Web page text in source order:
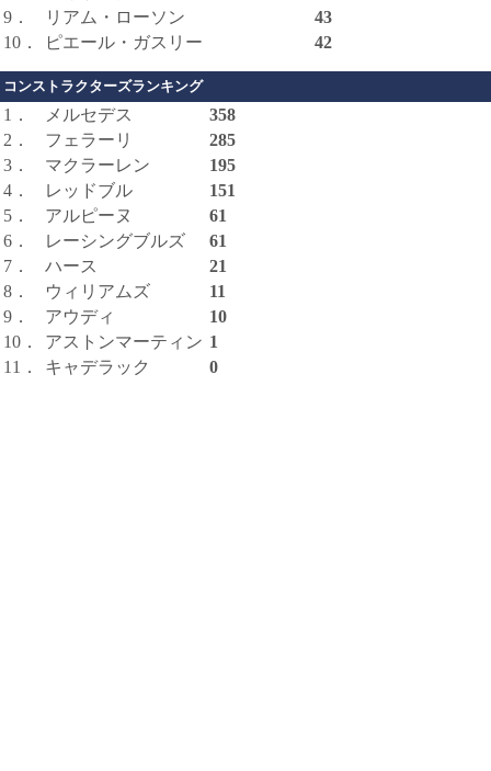
9．
リアム・ローソン
43
10．
ピエール・ガスリー 42
コンストラクターズランキング
1． メルセデス
358
2．
フェラーリ
285
3．
マクラーレン
195
4．
レッドブル
151
5．
アルピーヌ
61
6．
レーシングブルズ
61
7．
ハース
21
8．
ウィリアムズ
11
9．
アウディ
10
10．
アストンマーティン 1
11．
キャデラック 0